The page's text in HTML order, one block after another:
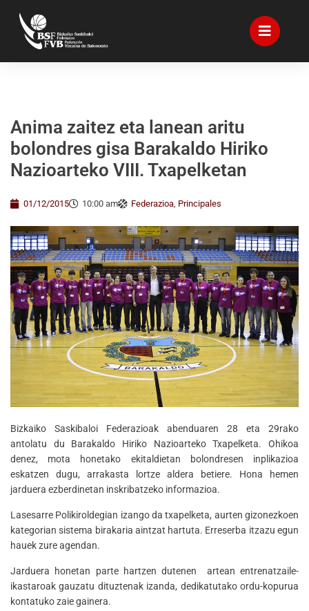
Anima zaitez eta lanean aritu
bolondres gisa Barakaldo Hiriko
Nazioarteko VIII. Txapelketan
01/12/2015 10:00 am Federazioa, Principales
Bizkaiko Saskibaloi Federazioak abenduaren 28 eta 29rako
antolatu du Barakaldo Hiriko Nazioarteko Txapelketa. Ohikoa
denez, mota honetako ekitaldietan bolondresen inplikazioa
eskatzen dugu, arrakasta lortze aldera betiere. Hona hemen
jarduera ezberdinetan inskribatzeko informazioa.
Lasesarre Polikiroldegian izango da txapelketa, aurten gizonezkoen
kategorian sistema birakaria aintzat hartuta. Erreserba itzazu egun
hauek zure agendan.
Jarduera honetan parte hartzen dutenen artean entrenatzaile-
ikastaroak gauzatu dituztenak izanda, dedikatutako ordu-kopurua
kontatuko zaie gainera.